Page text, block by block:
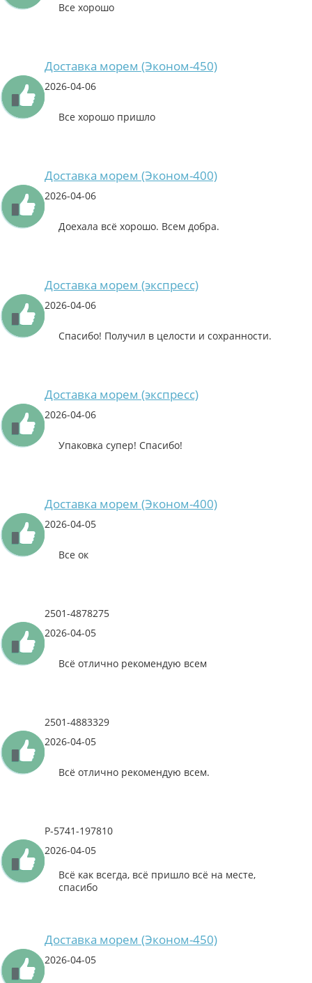
Все хорошо
Доставка морем (Эконом-450)
2026-04-06
Все хорошо пришло
Доставка морем (Эконом-400)
2026-04-06
Доехала всё хорошо. Всем добра.
Доставка морем (экспресс)
2026-04-06
Спасибо! Получил в целости и сохранности.
Доставка морем (экспресс)
2026-04-06
Упаковка супер! Спасибо!
Доставка морем (Эконом-400)
2026-04-05
Все ок
2501-4878275
2026-04-05
Всё отлично рекомендую всем
2501-4883329
2026-04-05
Всё отлично рекомендую всем.
P-5741-197810
2026-04-05
Всё как всегда, всё пришло всё на месте,
спасибо
Доставка морем (Эконом-450)
2026-04-05